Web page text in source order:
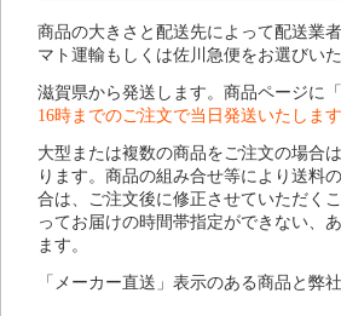
商品の大きさと配送先によって配送業
マト運輸もしくは佐川急便をお選びいた
滋賀県から発送します。商品ページに
16時までのご注文で当日発送いたしま
大型または複数の商品をご注文の場合
ります。商品の組み合せ等により送料
合は、ご注文後に修正させていただく
ってお届けの時間帯指定ができない、
ます。
「メーカー直送」表示のある商品と弊